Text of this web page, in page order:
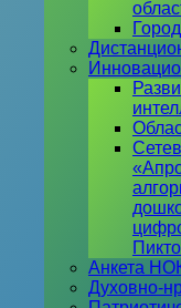
Анкета
Духовно-